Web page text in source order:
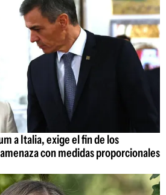
a Italia, exige el fin de los
con medidas proporcionales